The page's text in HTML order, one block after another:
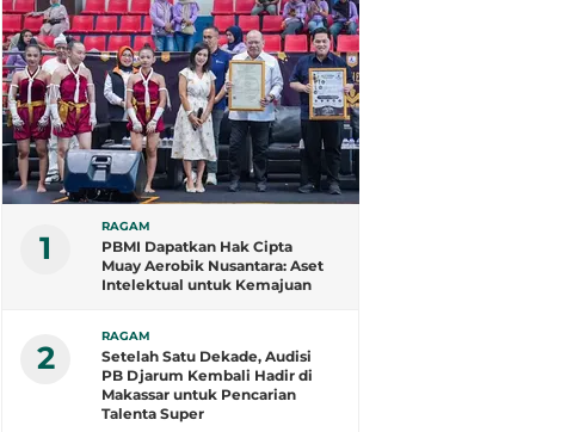
1
RAGAM
PBMI Dapatkan Hak Cipta
Muay Aerobik Nusantara: Aset
Intelektual untuk Kemajuan
2
RAGAM
Setelah Satu Dekade, Audisi
PB Djarum Kembali Hadir di
Makassar untuk Pencarian
Talenta Super